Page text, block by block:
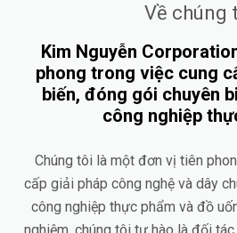
Về chúng
Kim Nguyễn
phong trong việc cung
biến, đóng gói chuyên
công nghiệp
Chúng tôi là một đơn vị tiên
cấp giải pháp công nghệ và dây
công nghiệp thực phẩm và đồ